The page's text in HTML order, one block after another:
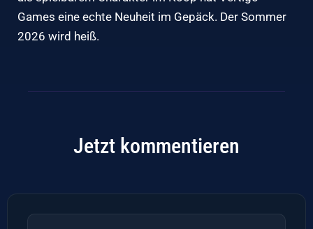
Games eine echte Neuheit im Gepäck. Der Sommer
2026 wird heiß.
Jetzt kommentieren